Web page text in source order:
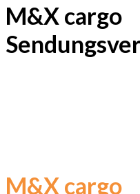
M&X cargo
M&X cargo